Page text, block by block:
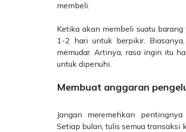
membeli.
Ketika akan membeli suatu
1-2 hari untuk berpikir.
memudar. Artinya, rasa ingin itu
untuk dipenuhi.
Membuat anggaran
Jangan meremehkan
Setiap bulan, tulis semua transaksi